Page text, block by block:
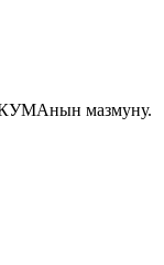
КУМАнын мазмуну.